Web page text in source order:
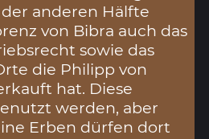
anderen Hälfte
von Bibra auch das
sowie das
die Philipp von
hat. Diese
werden, aber
Erben dürfen dort